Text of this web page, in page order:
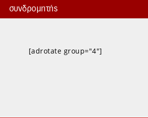
συνδρομητής
[adrotate group="4"]